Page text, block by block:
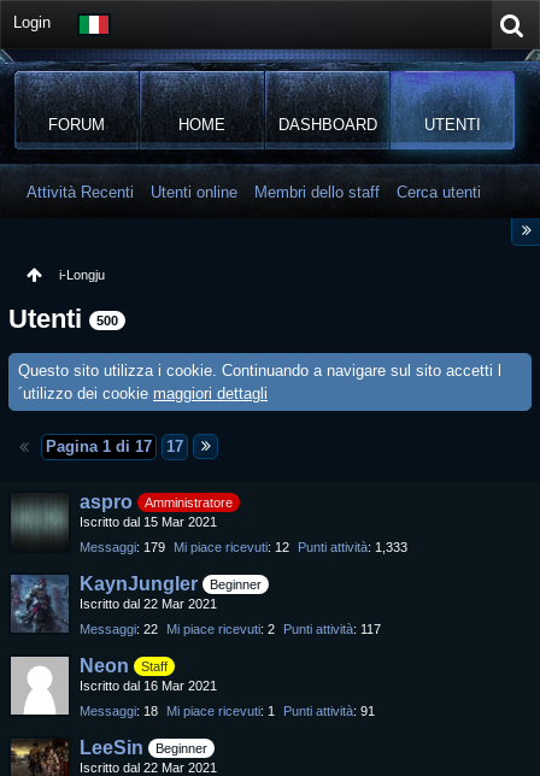
Login
FORUM HOME DASHBOARD UTENTI
Attività Recenti Utenti online Membri dello staff Cerca utenti
i-Longju
Utenti 500
Questo sito utilizza i cookie. Continuando a navigare sul sito accetti l
´utilizzo dei cookie maggiori dettagli
Pagina 1 di 17 17
aspro
Amministratore
Iscritto dal 15 Mar 2021
Messaggi 179 Mi piace ricevuti 12 Punti attività 1,333
KaynJungler
Beginner
Iscritto dal 22 Mar 2021
Messaggi 22 Mi piace ricevuti 2 Punti attività 117
Neon
Staff
Iscritto dal 16 Mar 2021
Messaggi 18 Mi piace ricevuti 1 Punti attività 91
LeeSin
Beginner
Iscritto dal 22 Mar 2021